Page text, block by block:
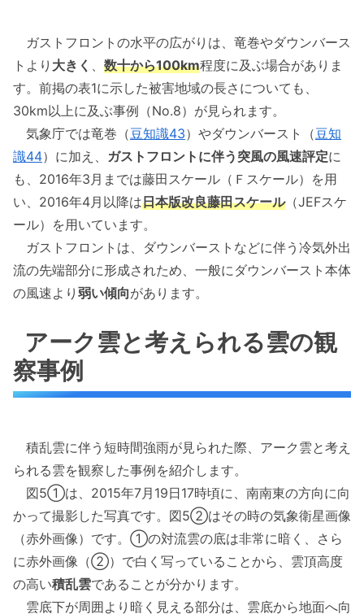
ガストフロントの水平の広がりは、竜巻やダウンバース
トより 大きく 数十から100km程度に及ぶ場合がありま
す。前掲の表1に示した被害地域の長さについても、
30km以上に及ぶ事例（No.8）が見られます。
気象庁では竜巻（豆知識43）やダウンバースト（豆知
識44）に加え、 ガストフロントに伴う突風の風速評定に
も、2016年3月までは藤田スケール（Ｆスケール）を用
い、2016年4月以降は日本版改良藤田スケール（JEFスケ
ール）を用いています。
ガストフロントは、ダウンバーストなどに伴う冷気外出
流の先端部分に形成されため、一般にダウンバースト本体
の風速より 弱い傾向があります。
アーク雲と考えられる雲の観
察事例
積乱雲に伴う短時間強雨が見られた際、アーク雲と考え
られる雲を観察した事例を紹介します。
図5①は、2015年7月19日17時頃に、南南東の方向に向
かって撮影した写真です。図5②はその時の気象衛星画像
（赤外画像）です。①の対流雲の底は非常に暗く、さら
に赤外画像（②）で白く写っていることから、雲頂高度
の高い積乱雲であることが分かります。
雲底下が周囲より暗く見える部分は、雲底から地面へ向